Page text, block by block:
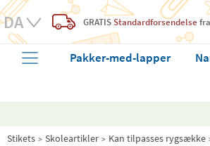
GRATIS Standardforsendelse
Pakker-med-lapper
Stikets Skoleartikler Kan tilpasses rygsække